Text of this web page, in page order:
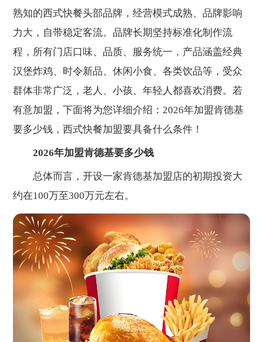
熟知的西式快餐头部品牌，经营模式成熟、品牌影响
力大，自带稳定客流。品牌长期坚持标准化制作流
程，所有门店口味、品质、服务统一，产品涵盖经典
汉堡炸鸡、时令新品、休闲小食、各类饮品等，受众
群体非常广泛，老人、小孩、年轻人都喜欢消费。若
有意加盟，下面将为您详细介绍：2026年加盟肯德基
要多少钱，西式快餐加盟要具备什么条件！
2026年加盟肯德基要多少钱
总体而言，开设一家肯德基加盟店的初期投资大
约在100万至300万元左右。